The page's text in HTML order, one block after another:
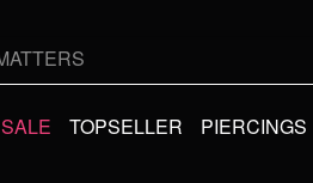
SALE TOPSELLER PIERCINGS